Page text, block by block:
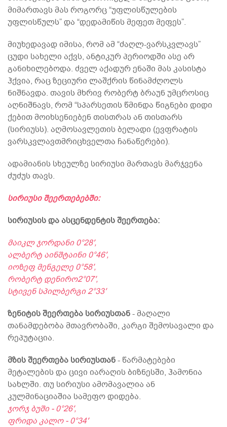
მიმართავს მას როგორც “უფლისწულების
უფლისწულს” და “დედამიწის მეფეთ მეფეს”.
მიუხედავად იმისა, რომ ამ “ძაღლ-ვარსკვლავს”
ცუდი სახელი აქვს, ანტიკურ პერიოდში ასე არ
განიხილებოდა. ძველ აქადურ ენაში მას კასისტა
ჰქვია, რაც ზეციური ლაშქრის წინამძღოლს
ნიშნავდა. თავის მხრივ რობერტ ბრაუნ უმცროსიც
აღნიშნავს, რომ “სპარსეთის წმინდა წიგნები დიდი
ქებით მოიხსენიებენ თისთრას ან თისთარს
(სირიუსს). აღმოსავლეთის ბელადი (ევფრატის
ვარსკვლავთმრიცხველთა ჩანაწერები).
ადამიანის სხეულზე სირიუსი მართავს მარჯვენა
ძუძუს თავს.
სირიუსი შეერთებებში:
სირიუსის და ასცენდენტის შეერთება:
მაიკლ ჯორდანი 0°28′,
ალბერტ აინშტაინი 0°46′,
იოზეფ მენგელე 0°58′,
რობერტ დენირო2°07′,
სტივენ სპილბერგი 2°33′
ზენიტის შეერთება სირიუსთან- მაღალი
თანამდებობა მთავრობაში, კარგი შემოსავალი და
რეპუტაცია.
მზის შეერთება სირიუსთან- წარმატებები
მეტალების და ცივი იარაღის ბიზნესში, ჰამონია
სახლში. თუ სირიუსი ამომავალია ან
კულმინაციაშია სამეფო დიდება.
ჯორჯ ბუში - 0°26′,
ფრიდა კალო - 0°34′